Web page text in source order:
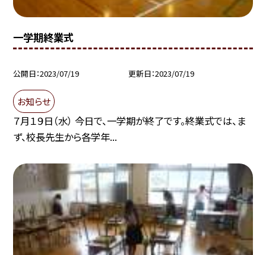
一学期終業式
公開日 2023/07/19 更新日 2023/07/19
お知らせ
７月１９日（水） 今日で、一学期が終了です。終業式では、ま
ず、校長先生から各学年...